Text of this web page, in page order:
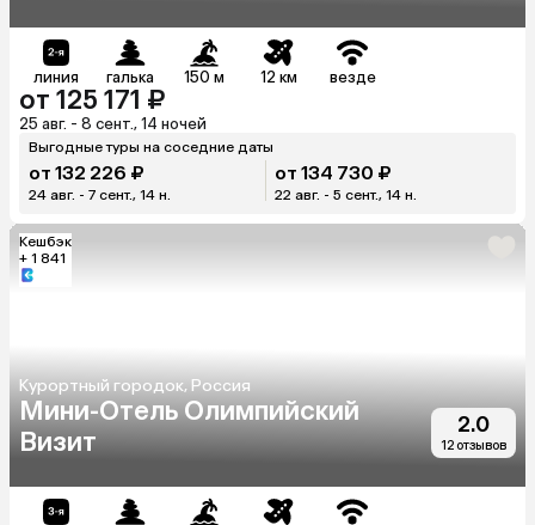
линия галька 150 м 12 км везде
от 125 171 ₽
25 авг. - 8 сент., 14 ночей
Выгодные туры на соседние даты
от 132 226 ₽
24 авг. - 7 сент., 14 н.
от 134 730 ₽
22 авг. - 5 сент., 14 н.
Кешбэк
+ 1 841
Курортный городок, Россия
Мини-Отель Олимпийский
Визит
2.0
12 отзывов